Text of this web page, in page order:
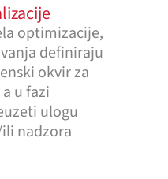
optimizacije,
definiraju
okvir za
u fazi
ulogu
nadzora